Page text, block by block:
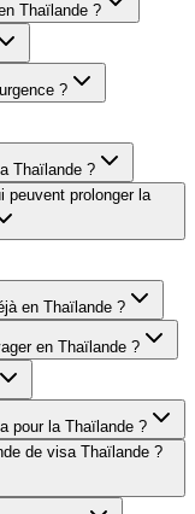
Thaïlande ?
?
Thaïlande ?
peuvent prolonger la
en Thaïlande ?
en Thaïlande ?
pour la Thaïlande ?
de visa Thaïlande ?